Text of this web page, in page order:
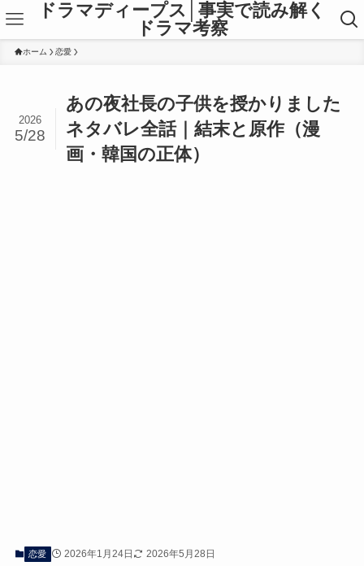
ドラマディープス│事実で読み解く
ドラマ考察
ホーム 恋愛
あの夜社長の子供を授かりました
ネタバレ全話｜結末と原作（漫
画・韓国の正体）
2026
5/28
恋愛 2026年1月24日 2026年5月28日